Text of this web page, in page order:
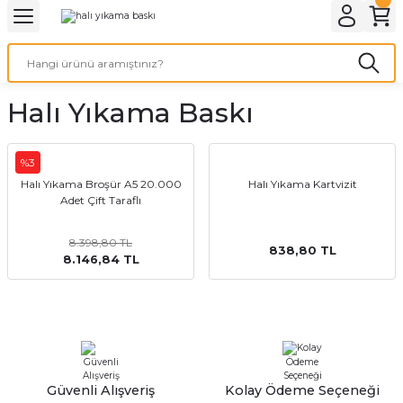
Geri Dön
Geri Dön
Geri Dön
Geri Dön
Ürünleri
Geri Dön
Geri Dön
Geri Dön
Halı Yıkama Baskı
%3
Halı Yıkama Broşür A5 20.000
Adet Çift Taraflı
8.398,80 TL
8.146,84 TL
Halı Yıkama Kartvizit
838,80 TL
Güvenli Alışveriş Kolay Ödeme Seçeneği